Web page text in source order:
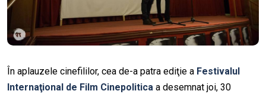
În aplauzele cinefililor, cea de-a patra ediţie a Festivalul
Internaţional de Film Cinepolitica a desemnat joi, 30